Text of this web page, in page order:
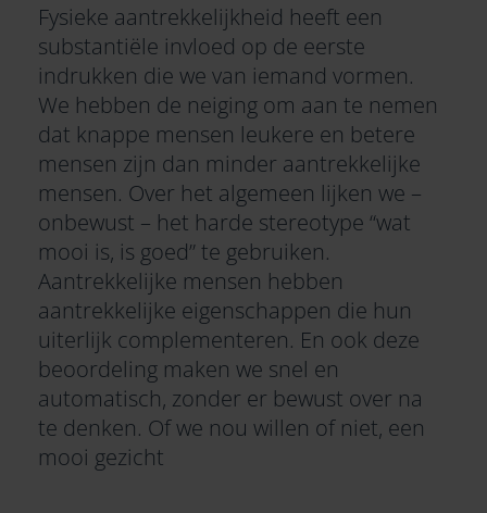
Fysieke aantrekkelijkheid heeft een
substantiële invloed op de eerste
indrukken die we van iemand vormen.
We hebben de neiging om aan te nemen
dat knappe mensen leukere en betere
mensen zijn dan minder aantrekkelijke
mensen. Over het algemeen lijken we –
onbewust – het harde stereotype “wat
mooi is, is goed” te gebruiken.
Aantrekkelijke mensen hebben
aantrekkelijke eigenschappen die hun
uiterlijk complementeren. En ook deze
beoordeling maken we snel en
automatisch, zonder er bewust over na
te denken. Of we nou willen of niet, een
mooi gezicht